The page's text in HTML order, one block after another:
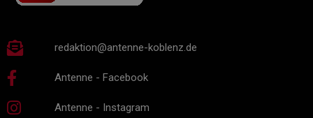
redaktion@antenne-koblenz.de
Antenne - Facebook
Antenne - Instagram